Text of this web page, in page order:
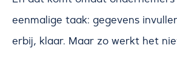
eenmalige taak: gegevens
erbij, klaar. Maar zo werkt het